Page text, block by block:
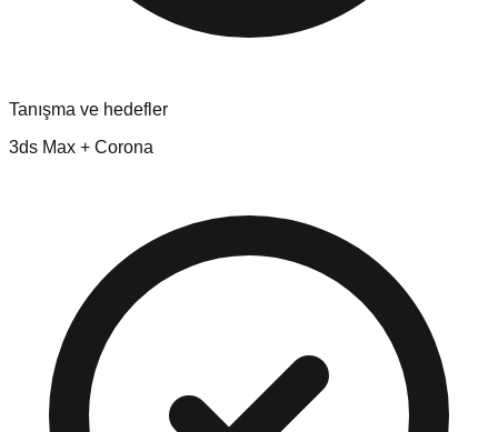
Tanışma ve hedefler
3ds Max + Corona